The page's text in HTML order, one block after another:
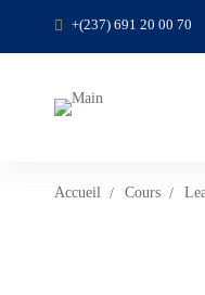
+(237) 691 20 00 70
Accueil Cours